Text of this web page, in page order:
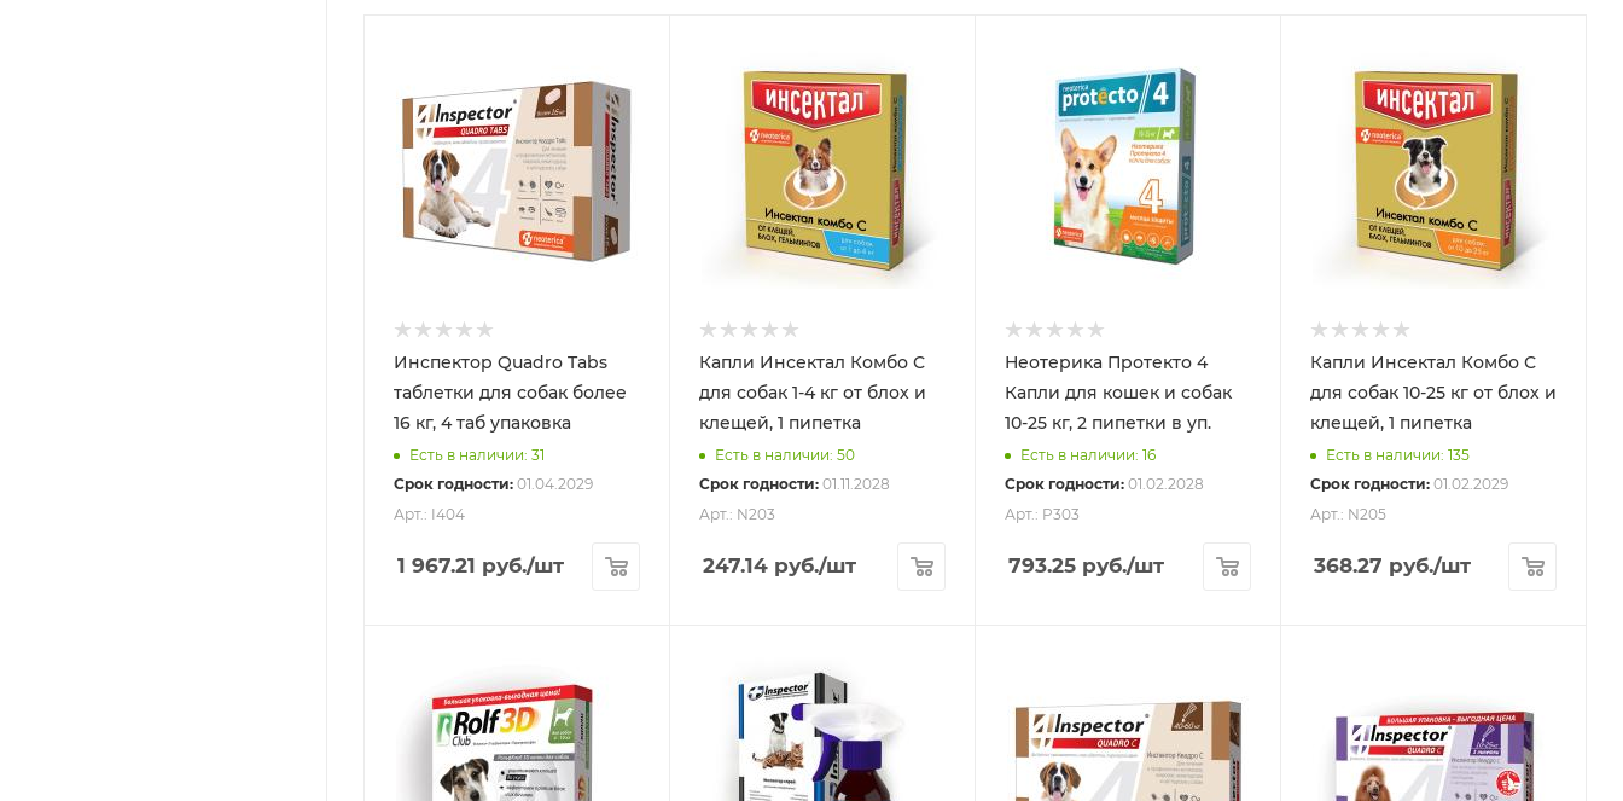
Инспектор Quadro Tabs
таблетки для собак более
16 кг, 4 таб упаковка
Есть в наличии: 31
Срок годности: 01.04.2029
Арт.: I404
1 967.21 руб./шт
Капли Инсектал Комбо С
для собак 1-4 кг от блох и
клещей, 1 пипетка
Есть в наличии: 50
Срок годности: 01.11.2028
Арт.: N203
247.14 руб./шт
Неотерика Протекто 4
Капли для кошек и собак
10-25 кг, 2 пипетки в уп.
Есть в наличии: 16
Срок годности: 01.02.2028
Арт.: P303
793.25 руб./шт
Капли Инсектал Комбо С
для собак 10-25 кг от блох и
клещей, 1 пипетка
Есть в наличии: 135
Срок годности: 01.02.2029
Арт.: N205
368.27 руб./шт